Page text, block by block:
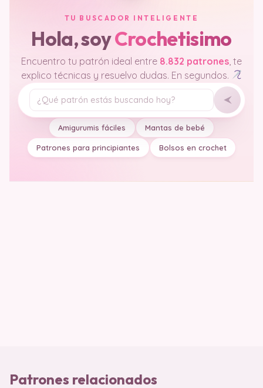
TU BUSCADOR INTELIGENTE
Hola, soyCrochetisimo
Encuentro tu patrón ideal entre 8.832 patrones , te
explico técnicas y resuelvo dudas. En segundos.
Tu pregunta
Amigurumis fáciles Mantas de bebé
Patrones para principiantes Bolsos en crochet
Patrones relacionados